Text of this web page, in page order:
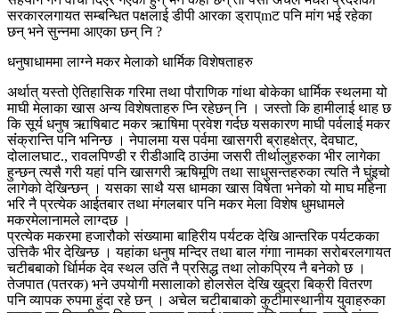
सरकारलगायत सम्बन्धित पक्षलाई डीपी आरका ड्राप्mट पनि मांग भई रहेका
छन् भने सुन्नमा आएका छन् नि ?
धनुषाधाममा लाग्ने मकर मेलाको धार्मिक विशेषताहरु
अर्थात् यस्तो ऐतिहासिक गरिमा तथा पौराणिक गांथा बोकेका धार्मिक स्थलमा यो
माघी मेलाका खास अन्य विशेषताहरु प्नि रहेछन् नि । जस्तो कि हामीलाई थाह छ
कि सूर्य धनुष ऋाषिबाट मकर ऋाषिमा प्रवेश गर्दछ यसकारण माघी पर्वलाई मकर
संंक्रान्ति पनि भनिन्छ । नेपालमा यस पर्वमा खासगरी ब्राहक्षेत्र, देवघाट,
दोलालघाट., रावलपिण्डी र रीडीआदि ठाउंमा जसरी तीर्थालुहरुका भीर लागेका
हुन्छन् त्यसै गरी यहां पनि खासगरी ऋषिमूणि तथा साधुसन्तहरुका त्यति नै घुंइचो
लागेको देखिन्छन् । यसका साथै यस धामका खास विषेता भनेको यो माघ महिना
भरि नै प्रत्येक आईतबार तथा मंगलबार पनि मकर मेला विशेष धुमधामले
मकरमेलानामले लाग्दछ ।
प्रत्येक मकरमा हजारौको संख्यामा बाहिरीय पर्यटक देखि आन्तरिक पर्यटकका
उत्तिकै भीर देखिन्छ । यहांका धनुष मन्दिर तथा बाल गंगाा नामका सरोबरलगायत
चटीबबाको र्धािर्मक देव स्थल उति नै प्रसिद्ध तथा लोकप्रिय नै बनेको छ ।
तेजपात (पतरक) भने उपयोगी मसालाको होलसेल देखि खुद्रा बिक्री वितरण
पनि व्यापक रुपमा हुंदा रहे छन् । अचेल चटीबाबाको कुटीमास्थानीय युवाहरुका